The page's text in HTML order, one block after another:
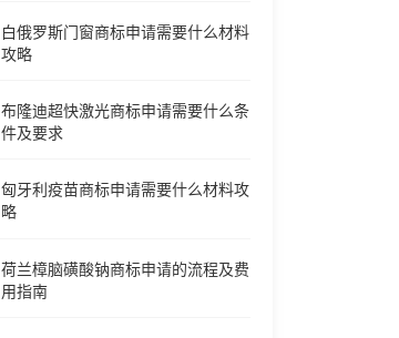
白俄罗斯门窗商标申请需要什么材料
攻略
布隆迪超快激光商标申请需要什么条
件及要求
匈牙利疫苗商标申请需要什么材料攻
略
荷兰樟脑磺酸钠商标申请的流程及费
用指南